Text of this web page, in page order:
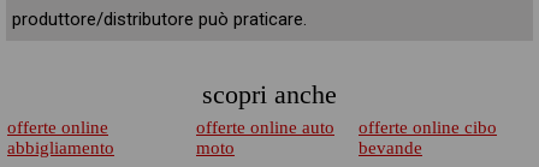
produttore/distributore può praticare.
scopri anche
offerte online
abbigliamento
offerte online auto
moto
offerte online cibo
bevande